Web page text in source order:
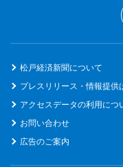
松戸経済新聞について
プレスリリース・情報提供
アクセスデータの利用につ
お問い合わせ
広告のご案内